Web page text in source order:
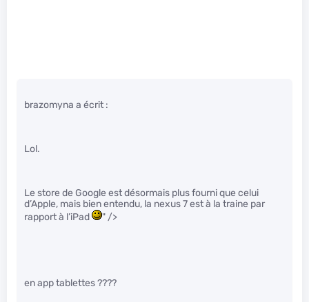
brazomyna a écrit :
Lol.
Le store de Google est désormais plus fourni que celui
d’Apple, mais bien entendu, la nexus 7 est à la traine par
rapport à l’iPad
" />
en app tablettes ????